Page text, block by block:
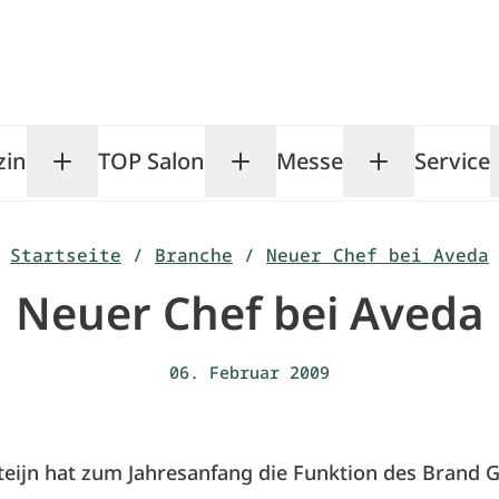
Toggle Magazin submenu
TOP Salon Toggle TOP Salon
Messe ToggleService
Startseite / Branche / Neuer Chef bei Aveda
Neuer Chef bei Aveda
06. Februar 2009
hat zum Jahresanfang die Funktion des Brand